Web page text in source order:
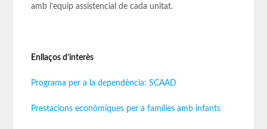
amb l’equip assistencial de cada unitat.
Enllaços d’interès
Programa per a la dependència: SCAAD
Prestacions econòmiques per a famílies amb infants